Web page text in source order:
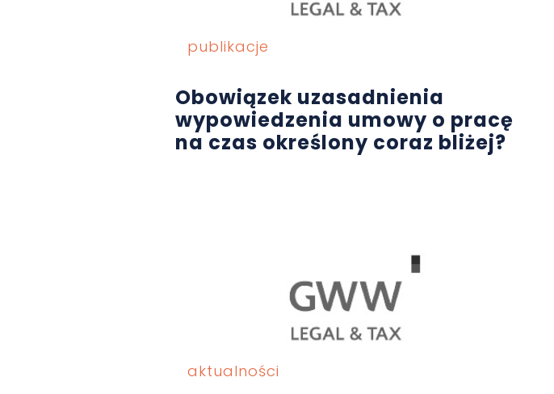
publikacje
Obowiązek uzasadnienia
wypowiedzenia umowy o pracę
na czas określony coraz bliżej?
aktualności